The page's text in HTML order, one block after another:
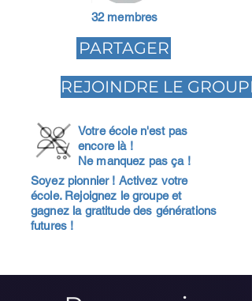
32 membres
PARTAGER
REJOINDRE LE GROUPE
Votre école n'est pas
encore là !
Ne manquez pas ça !
Soyez pionnier ! Activez votre
école. Rejoignez le groupe et
gagnez la gratitude des générations
futures !